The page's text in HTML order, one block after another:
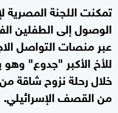
تمكنت اللجنة المصرية
الوصول إلى الطفلين
عبر منصات التواصل
للأخ الأكبر "جدوع"
خلال رحلة نزوح شاقة
من القصف الإسرائيلي.